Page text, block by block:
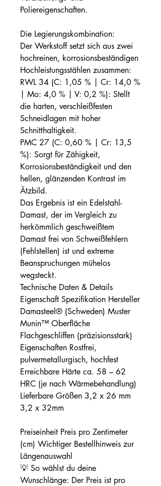
Poliereigenschaften.
Die Legierungskombination:
Der Werkstoff setzt sich aus zwei
hochreinen, korrosionsbeständigen
Hochleistungsstählen zusammen:
RWL 34 (C: 1,05 % | Cr: 14,0 %
| Mo: 4,0 % | V: 0,2 %): Stellt
die harten, verschleißfesten
Schneidlagen mit hoher
Schnitthaltigkeit.
PMC 27 (C: 0,60 % | Cr: 13,5
%): Sorgt für Zähigkeit,
Korrosionsbeständigkeit und den
hellen, glänzenden Kontrast im
Ätzbild.
Das Ergebnis ist ein Edelstahl-
Damast, der im Vergleich zu
herkömmlich geschweißtem
Damast frei von Schweißfehlern
(Fehlstellen) ist und extreme
Beanspruchungen mühelos
wegsteckt.
Technische Daten & Details
Eigenschaft Spezifikation Hersteller
Damasteel® (Schweden) Muster
Munin™ Oberfläche
Flachgeschliffen (präzisionsstark)
Eigenschaften Rostfrei,
pulvermetallurgisch, hochfest
Erreichbare Härte ca. 58 – 62
HRC (je nach Wärmebehandlung)
Lieferbare Größen 3,2 x 26 mm
3,2 x 32mm
Preiseinheit Preis pro Zentimeter
(cm) Wichtiger Bestellhinweis zur
Längenauswahl
💡 So wählst du deine
Wunschlänge: Der Preis ist pro